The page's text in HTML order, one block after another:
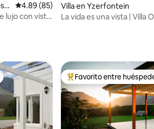
Calificación promedio: 4.89 de 5, 85
4.89 (85)
lujo con vista
Villa en Yzerfontein
La vida es una vista | Villa
Favorito entre huéspedes
Favorito entre